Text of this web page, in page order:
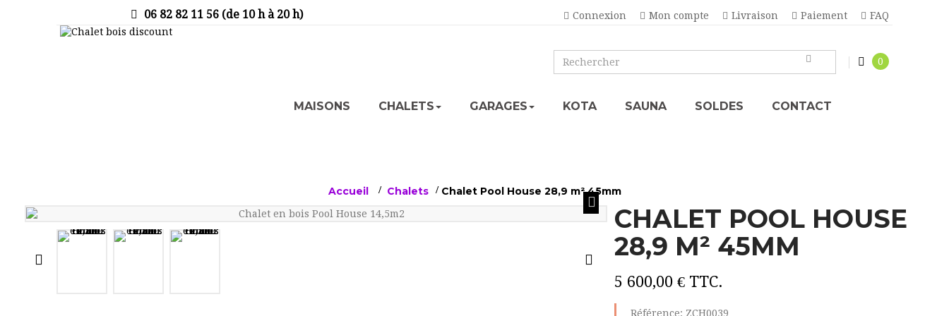
Connexion Mon compte Livraison Paiement FAQ
06 82 82 11 56 (de 10 h à 20 h)
MAISONS CHALETS GARAGES KOTA SAUNA SOLDES CONTACT
0
Accueil > Chalets > Chalet Pool House 28,9 m² 45mm
CHALET POOL HOUSE
28,9 M² 45MM
5 600,00 €TTC.
Référence: ZCH0039